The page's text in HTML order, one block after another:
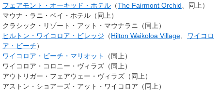
フェアモント・オーキッド・ホテル （The Fairmont Orchid、同上）
マウナ・ラニ・ベイ・ホテル（同上）
クラシック・リゾート・アット・マウナラニ（同上）
ヒルトン・ワイコロア・ビレッジ （Hilton Waikoloa Village、 ワイコロ
ア・ビーチ）
ワイコロア・ビーチ・マリオット
（同上）
ワイコロア・コロニー・ヴィラズ（同上）
アウトリガー・フェアウェー・ヴィラズ（同上）
アストン・ショアーズ・アット・ワイコロア（同上）